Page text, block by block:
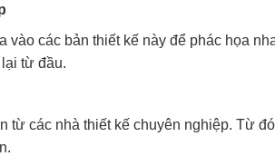
vào các bản thiết kế này để phác họa
từ đầu.
từ các nhà thiết kế chuyên nghiệp. Từ